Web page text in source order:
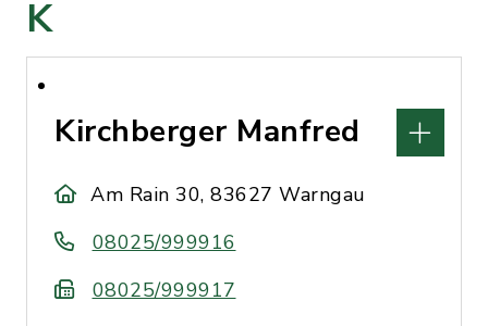
K
Kirchberger Manfred
Am Rain 30, 83627 Warngau
08025/999916
08025/999917